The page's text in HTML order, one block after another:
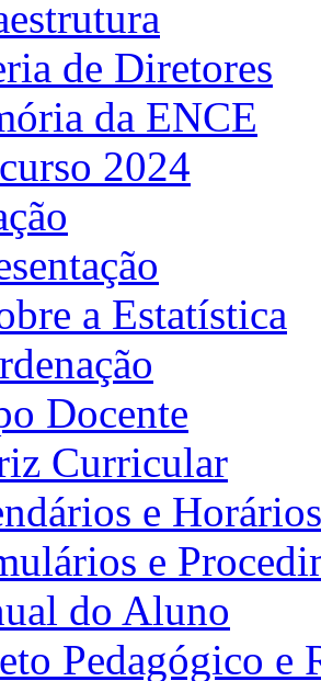
de Diretores
da ENCE
2024
a Estatística
Docente
Curricular
e Horários
e
do Aluno
Pedagógico e